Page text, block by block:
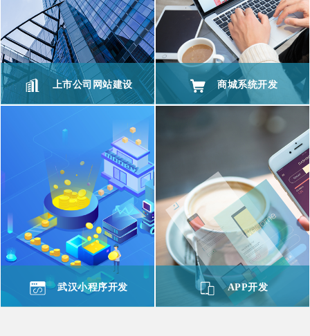
上市公司网站建设 商城系统开发
武汉小程序开发 APP开发